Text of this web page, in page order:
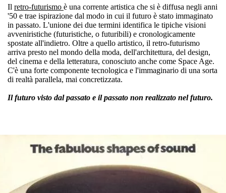
Il retro-futurismo è una corrente artistica che si è diffusa negli anni
'50 e trae ispirazione dal modo in cui il futuro è stato immaginato
in passato. L'unione dei due termini identifica le tipiche visioni
avveniristiche (futuristiche, o futuribili) e cronologicamente
spostate all'indietro. Oltre a quello artistico, il retro-futurismo
arriva presto nel mondo della moda, dell'architettura, del design,
del cinema e della letteratura, conosciuto anche come Space Age.
C'è una forte componente tecnologica e l'immaginario di una sorta
di realtà parallela, mai concretizzata.
Il futuro visto dal passato e il passato non realizzato nel futuro.